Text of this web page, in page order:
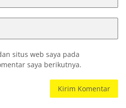
situs web saya pada
saya berikutnya.